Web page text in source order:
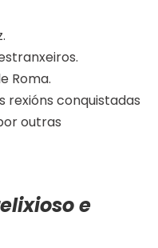
Roma.
rexións conquistadas
outras
e